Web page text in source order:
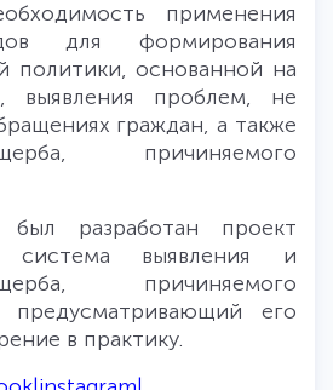
применения
для формирования
политики, основанной на
выявления проблем, не
граждан, а также
причиняемого
разработан проект
система выявления и
причиняемого
предусматривающий его
в практику.